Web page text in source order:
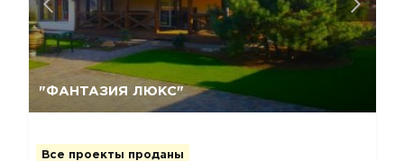
"ФАНТАЗИЯ ЛЮКС"
Все проекты проданы